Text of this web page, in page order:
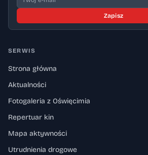
Zapisz
SERWIS
Strona główna
Aktualności
Fotogaleria z Oświęcimia
Repertuar kin
Mapa aktywności
Utrudnienia drogowe